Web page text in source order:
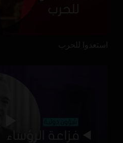
استعدوا للحرب